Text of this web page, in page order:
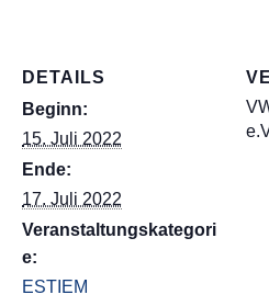
DETAILS
Beginn:
15. Juli 2022
Ende:
17. Juli 2022
Veranstaltungskategori
e:
ESTIEM